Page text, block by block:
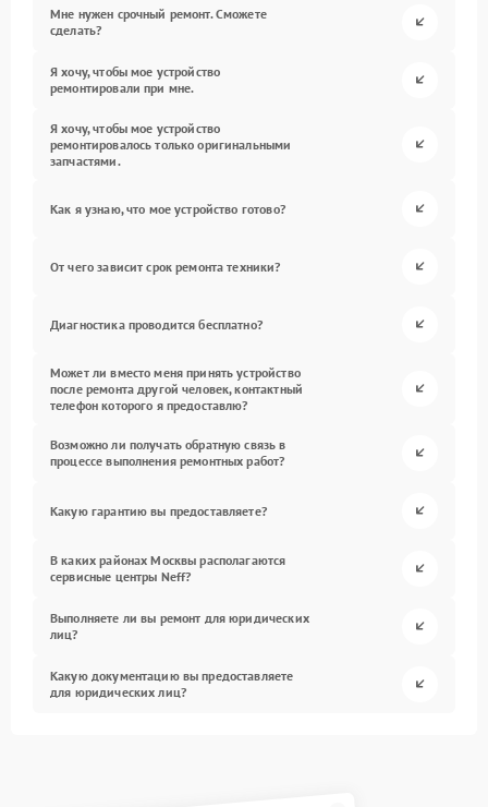
Мне нужен срочный ремонт. Сможете
сделать?
Я хочу, чтобы мое устройство
ремонтировали при мне.
Я хочу, чтобы мое устройство
ремонтировалось только оригинальными
запчастями.
Как я узнаю, что мое устройство готово?
От чего зависит срок ремонта техники?
Диагностика проводится бесплатно?
Может ли вместо меня принять устройство
после ремонта другой человек, контактный
телефон которого я предоставлю?
Возможно ли получать обратную связь в
процессе выполнения ремонтных работ?
Какую гарантию вы предоставляете?
В каких районах Москвы располагаются
сервисные центры Neff?
Выполняете ли вы ремонт для юридических
лиц?
Какую документацию вы предоставляете
для юридических лиц?